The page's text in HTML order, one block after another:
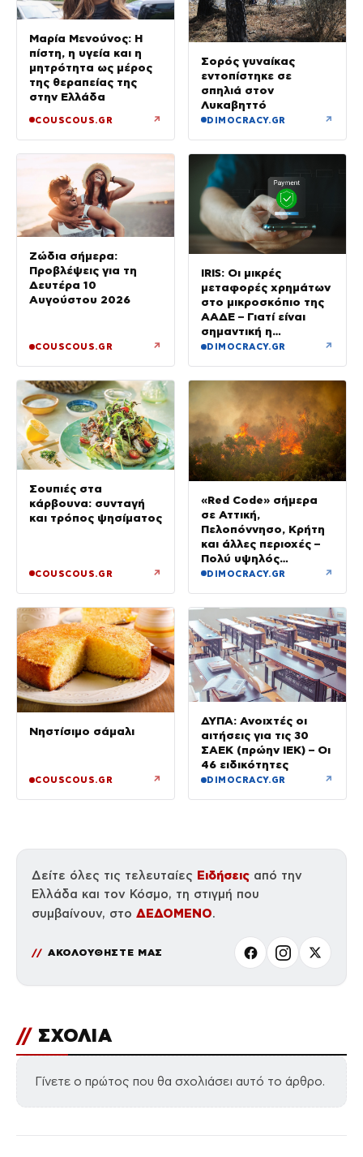
Μαρία Μενούνος: Η
πίστη, η υγεία και η
μητρότητα ως μέρος
της θεραπείας της
στην Ελλάδα
COUSCOUS.GR ↗
Σορός γυναίκας
εντοπίστηκε σε
σπηλιά στον
Λυκαβηττό
DIMOCRACY.GR ↗
Ζώδια σήμερα:
Προβλέψεις για τη
Δευτέρα 10
Αυγούστου 2026
COUSCOUS.GR ↗
IRIS: Οι μικρές
μεταφορές χρημάτων
στο μικροσκόπιο της
ΑΑΔΕ – Γιατί είναι
σημαντική η
αιτιολογία
DIMOCRACY.GR ↗
Σουπιές στα
κάρβουνα: συνταγή
και τρόπος ψησίματος
COUSCOUS.GR ↗
«Red Code» σήμερα
σε Αττική,
Πελοπόννησο, Κρήτη
και άλλες περιοχές –
Πολύ υψηλός
κίνδυνος πυρκαγιάς
DIMOCRACY.GR ↗
Νηστίσιμο σάμαλι
COUSCOUS.GR ↗
ΔΥΠΑ: Ανοιχτές οι
αιτήσεις για τις 30
ΣΑΕΚ (πρώην ΙΕΚ) – Οι
46 ειδικότητες
DIMOCRACY.GR ↗
Δείτε όλες τις τελευταίες Ειδήσεις από την
Ελλάδα και τον Κόσμο, τη στιγμή που
συμβαίνουν, στο ΔΕΔΟΜΕΝΟ.
ΑΚΟΛΟΥΘΗΣΤΕ ΜΑΣ
// ΣΧΟΛΙΑ
Γίνετε ο πρώτος που θα σχολιάσει αυτό το άρθρο.